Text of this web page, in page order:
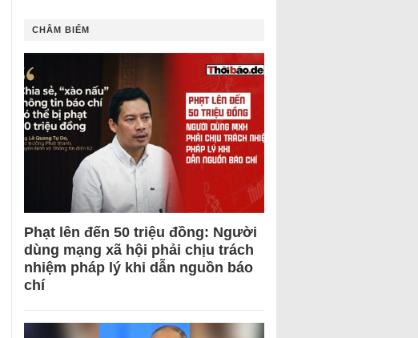
CHÂM BIẾM
Phạt lên đến 50 triệu đồng: Người
dùng mạng xã hội phải chịu trách
nhiệm pháp lý khi dẫn nguồn báo
chí